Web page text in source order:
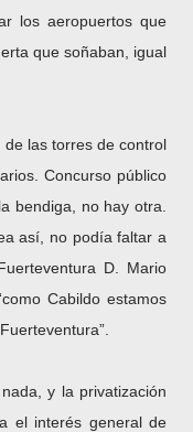
los aeropuertos que
que soñaban, igual
de las torres de control
Concurso público
bendiga, no hay otra.
así, no podía faltar a
D. Mario
Cabildo estamos
y la privatización
el interés general de